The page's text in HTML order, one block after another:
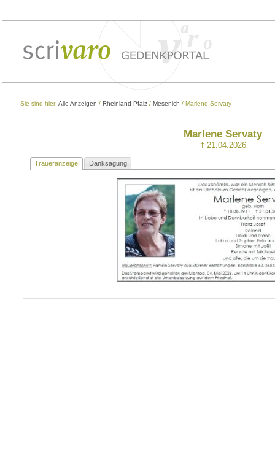
Sie sind hier: Alle Anzeigen / Rheinland-Pfalz / Mesenich / Marlene Servaty
Marlene Servaty
† 21.04.2026
Traueranzeige Danksagung